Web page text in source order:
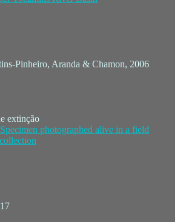
Pinheiro, Aranda & Chamon, 2006